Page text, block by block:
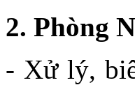
2. Phòng
- Xử lý,